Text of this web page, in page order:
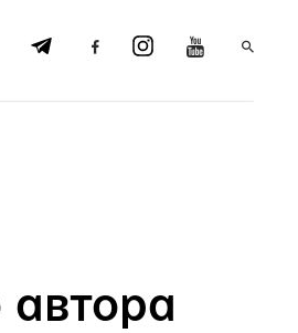
автора